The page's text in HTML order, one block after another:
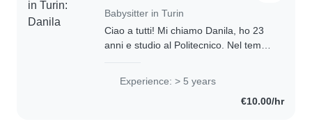
Babysitter in Turin
Ciao a tutti! Mi chiamo Danila, ho 23
anni e studio al Politecnico. Nel tempo
bambini con i compiti, giocando..
Experience: > 5 years
€10.00/hr